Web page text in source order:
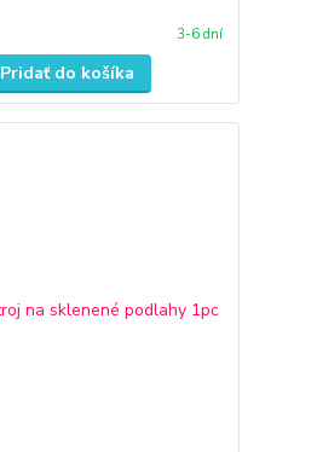
3-6 dní
Pridať do košíka